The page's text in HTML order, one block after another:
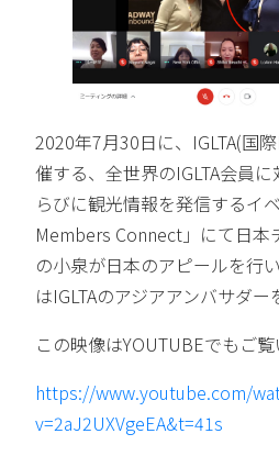
2020年7月30日に、IGLTA(国
催する、全世界のIGLTA会員
らびに観光情報を発信するイ
Members Connect」にて日本
の小泉が日本のアピールを行
はIGLTAのアジアアンバサダー
この映像はYOUTUBEでもご覧
https://www.youtube.com/
v=2aJ2UXVgeEA&t=41s